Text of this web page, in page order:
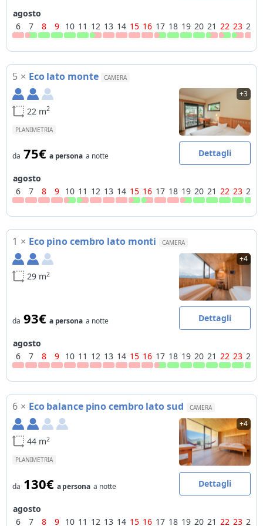
agosto
6
7 8 9 10 11 12 13 14 15 16 17 18 19 20 21 22 23 24
5 × Eco lato monte CAMERA
22 m2
PLANIMETRIA
+3
da 75€ a persona a notte Dettagli
agosto
6
7 8 9 10 11 12 13 14 15 16 17 18 19 20 21 22 23 24
1 × Eco pino cembro lato monti CAMERA
29 m2
+4
da 93€ a persona a notte Dettagli
agosto
6
7 8 9 10 11 12 13 14 15 16 17 18 19 20 21 22 23 24
6 × Eco balance pino cembro lato sud CAMERA
44 m2
PLANIMETRIA
+4
da 130€ a persona a notte Dettagli
agosto
6
7 8 9 10 11 12 13 14 15 16 17 18 19 20 21 22 23 24